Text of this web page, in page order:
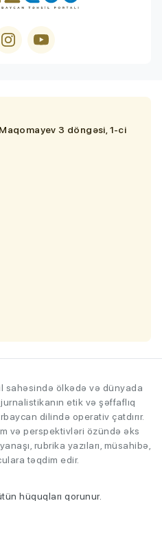
3 döngəsi, 1-ci
sahəsində ölkədə və dünyada
etik və şəffaflıq
dilində operativ çatdırır.
və perspektivləri özündə əks
rubrika yazıları, müsahibə,
təqdim edir.
hüquqları qorunur.